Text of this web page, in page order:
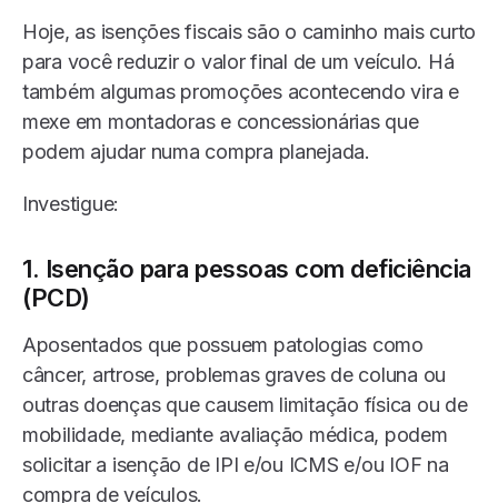
Hoje, as isenções fiscais são o caminho mais curto
para você reduzir o valor final de um veículo. Há
também algumas promoções acontecendo vira e
mexe em montadoras e concessionárias que
podem ajudar numa compra planejada.
Investigue:
1. Isenção para pessoas com deficiência
(PCD)
Aposentados que possuem patologias como
câncer, artrose, problemas graves de coluna ou
outras doenças que causem limitação física ou de
mobilidade, mediante avaliação médica, podem
solicitar a isenção de IPI e/ou ICMS e/ou IOF na
compra de veículos.